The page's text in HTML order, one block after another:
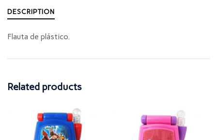
DESCRIPTION
Flauta de plástico.
Related products